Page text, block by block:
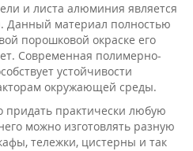
и листа алюминия является
Данный материал полностью
порошковой окраске его
Современная полимерно-
устойчивости
окружающей среды.
практически любую
можно изготовлять разную
тележки, цистерны и так